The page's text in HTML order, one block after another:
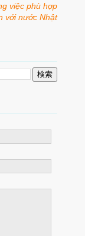
việc phù hợp
với nước Nhật